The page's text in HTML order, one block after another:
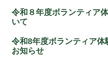
令和８年度ボランティア
いて
令和8年度ボランティア
お知らせ